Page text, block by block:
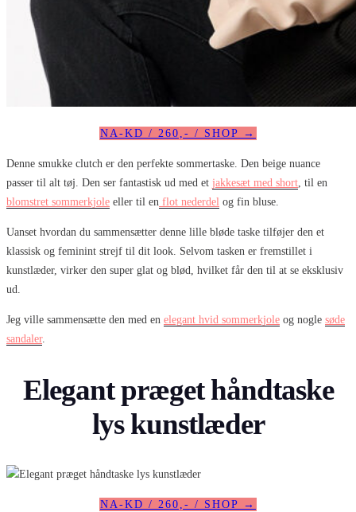
NA-KD / 260,- / SHOP →
Denne smukke clutch er den perfekte sommertaske. Den beige nuance
passer til alt tøj. Den ser fantastisk ud med et jakkesæt med short , til en
blomstret sommerkjole eller til en flot nederdel og fin bluse.
Uanset hvordan du sammensætter denne lille bløde taske tilføjer den et
klassisk og feminint strejf til dit look. Selvom tasken er fremstillet i
kunstlæder, virker den super glat og blød, hvilket får den til at se eksklusiv
ud.
Jeg ville sammensætte den med en elegant hvid sommerkjole og nogle søde
sandaler.
Elegant præget håndtaske
lys kunstlæder
NA-KD / 260,- / SHOP →